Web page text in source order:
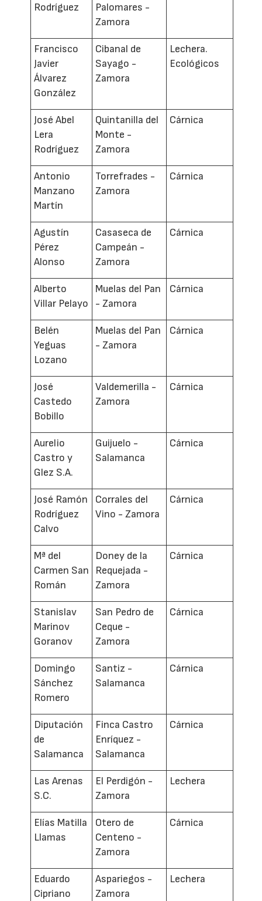
Rodríguez
Palomares -
Zamora
Francisco
Javier
Álvarez
González
Cibanal de
Sayago -
Zamora
Lechera.
Ecológicos
José Abel
Lera
Rodríguez
Quintanilla del
Monte -
Zamora
Cárnica
Antonio
Manzano
Martín
Torrefrades -
Zamora
Cárnica
Agustín
Pérez
Alonso
Casaseca de
Campeán -
Zamora
Cárnica
Alberto
Villar Pelayo
Muelas del Pan
- Zamora
Cárnica
Belén
Yeguas
Lozano
Muelas del Pan
- Zamora
Cárnica
José
Castedo
Bobillo
Valdemerilla -
Zamora
Cárnica
Aurelio
Castro y
Glez S.A.
Guijuelo -
Salamanca
Cárnica
José Ramón
Rodríguez
Calvo
Corrales del
Vino - Zamora
Cárnica
Mª del
Carmen San
Román
Doney de la
Requejada -
Zamora
Cárnica
Stanislav
Marinov
Goranov
San Pedro de
Ceque -
Zamora
Cárnica
Domingo
Sánchez
Romero
Santiz -
Salamanca
Cárnica
Diputación
de
Salamanca
Finca Castro
Enríquez -
Salamanca
Cárnica
Las Arenas
S.C.
El Perdigón -
Zamora
Lechera
Elías Matilla
Llamas
Otero de
Centeno -
Zamora
Cárnica
Eduardo
Cipriano
Aspariegos -
Zamora
Lechera